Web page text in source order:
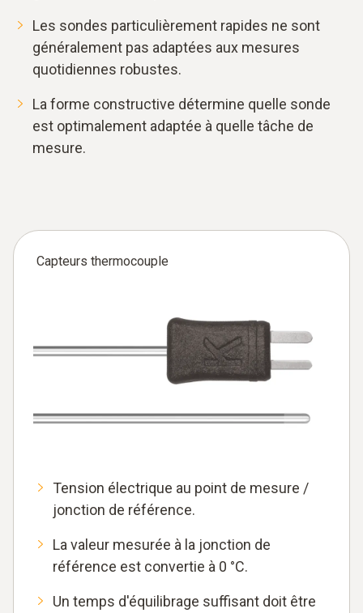
Les sondes particulièrement rapides ne sont
généralement pas adaptées aux mesures
quotidiennes robustes.
La forme constructive détermine quelle sonde
est optimalement adaptée à quelle tâche de
mesure.
Capteurs thermocouple
Tension électrique au point de mesure /
jonction de référence.
La valeur mesurée à la jonction de
référence est convertie à 0 °C.
Un temps d'équilibrage suffisant doit être